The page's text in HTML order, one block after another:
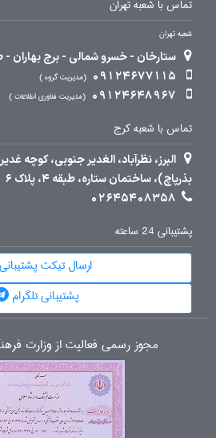
تماس با شعبه تهران
شعبه تهران
ستارخان - خسرو شمالی - برج بهاران - طبقه 7
09124677115
مدیریت گروه
09124648967 مدیریت فناوری اطلاعات
تماس با شعبه کرج
بذرپاچ)، ساختمان ستاره، طبقه 4، پلاک 6
02645408358
پشتیبانی 24 ساعته
ارسال تیکت پشتیبانی
پشتیبانی تلگرام
مجوز رسمی فعالیت از وزارت